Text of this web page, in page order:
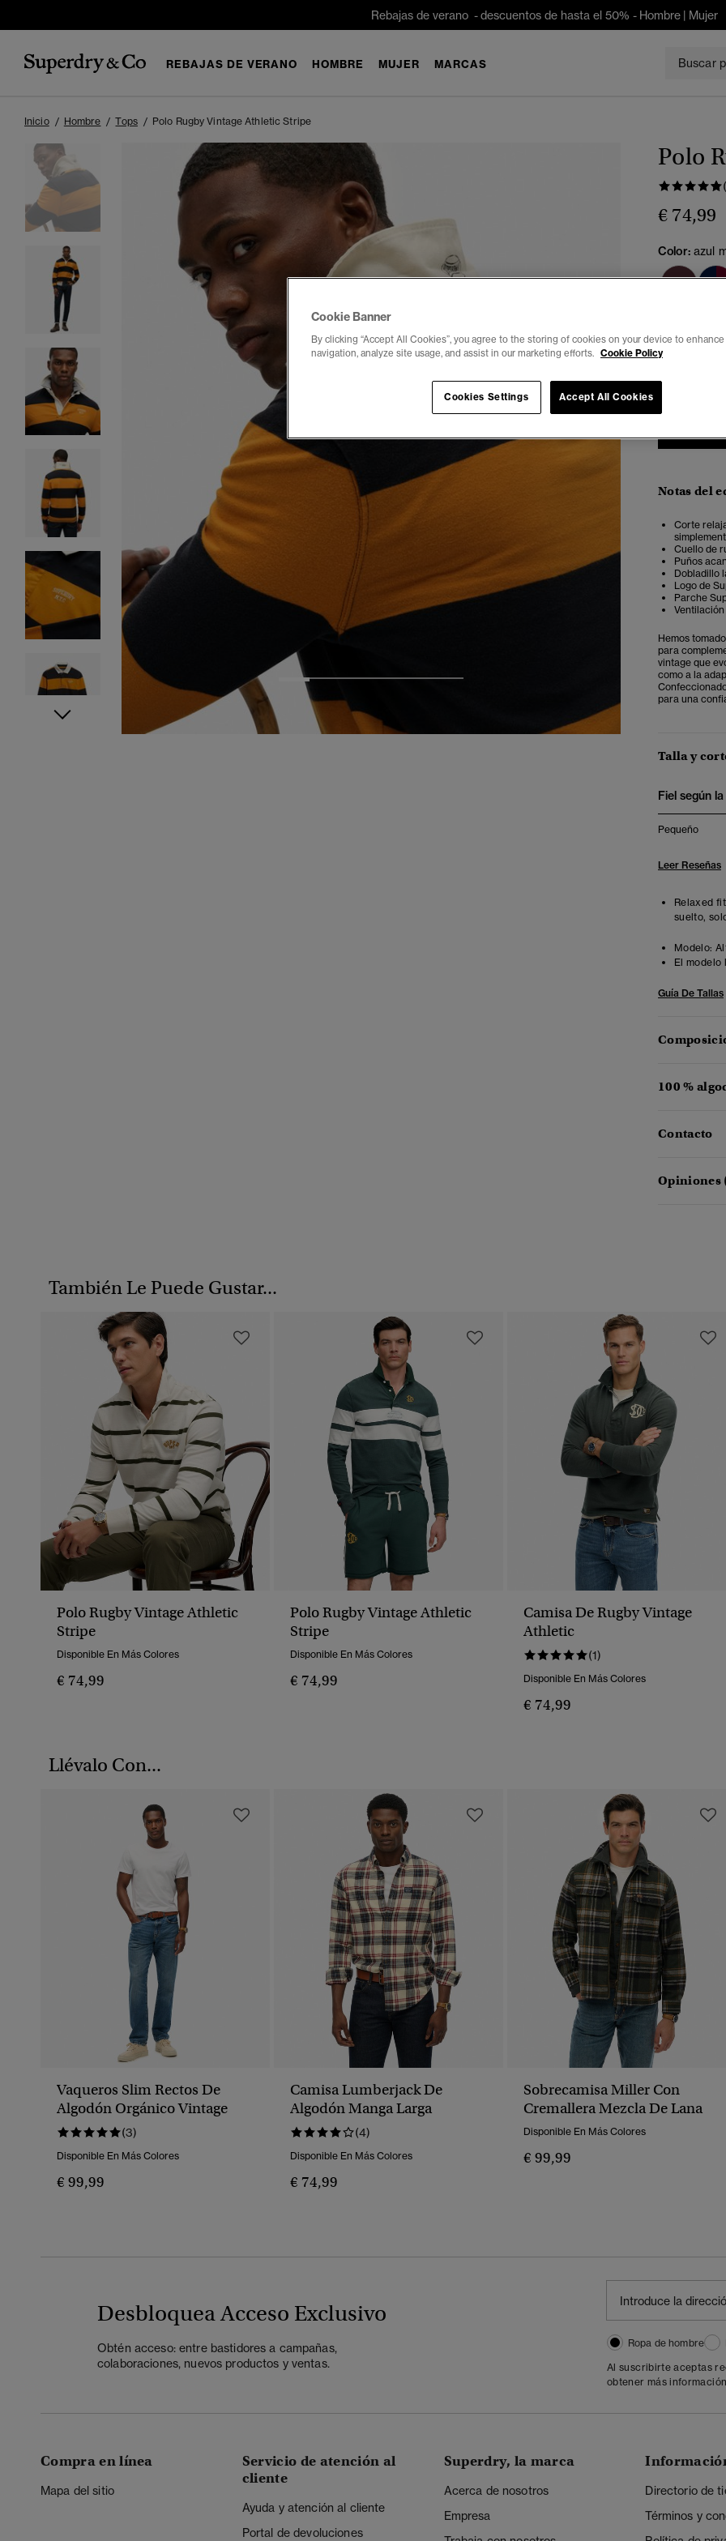
Rebajas de verano - descuentos de hasta el 50% - Hombre | Mujer
REBAJAS DE VERANO HOMBRE MUJER MARCAS
Inicio Hombre Tops Polo Rugby Vintage Athletic Stripe
Polo
€ 74,99
Color: azul
Notas del
Corte
Cuello de
Puños
Dobladillo
Logo de
Parche
Hemos
para
vintage que
como a la
para una
Talla y
Fiel según
Pequeño
Leer Reseñas
Relaxed
suelto,
Modelo:
El modelo
Guía De Tallas
100 %
Contacto
Opiniones
También Le Puede Gustar...
Polo Rugby Vintage Athletic
Stripe
Disponible En Más Colores
€ 74,99
Polo Rugby Vintage Athletic
Stripe
Disponible En Más Colores
€ 74,99
Camisa De Rugby Vintage
Athletic
(1)
Disponible En Más Colores
€ 74,99
Llévalo Con...
Vaqueros Slim Rectos De
Algodón Orgánico Vintage
(3)
Disponible En Más Colores
€ 99,99
Camisa Lumberjack De
Algodón Manga Larga
(4)
Disponible En Más Colores
€ 74,99
Sobrecamisa Miller Con
Cremallera Mezcla De Lana
Disponible En Más Colores
€ 99,99
Desbloquea Acceso Exclusivo
Obtén acceso: entre bastidores a campañas,
colaboraciones, nuevos productos y ventas.
Ropa de hombre
Al suscribirte aceptas
obtener más
Compra en línea
Mapa del sitio
Servicio de atención al
cliente
Ayuda y atención al cliente
Portal de devoluciones
Superdry, la marca
Acerca de nosotros
Empresa
Directorio de
Términos y
Cookie Banner
By clicking “Accept All Cookies”, you agree to the storing of cookies on your device to
navigation, analyze site usage, and assist in our marketing efforts. Cookie Policy
Accept All Cookies
Cookies Settings